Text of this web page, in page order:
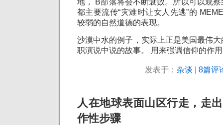
地， B部落将会不断衰败。所以可以观
都主要流传“灾难时让女人先逃”的
较弱的自然道德的表现。
沙漠中水的例子，实际上正是美国最伟
职演说中说的故事。 用来强调信仰的作
发表于： 杂谈 8篇评
人在地球表面山区行走，走
作性步骤